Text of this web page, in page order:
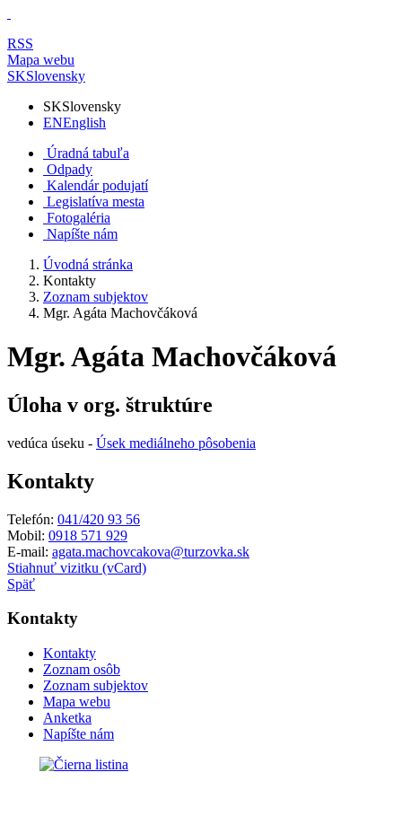
RSS
Mapa webu
SKSlovensky
SKSlovensky
ENEnglish
Úradná tabuľa
Odpady
Kalendár podujatí
Legislatíva mesta
Fotogaléria
Napíšte nám
Úvodná stránka
Kontakty
Zoznam subjektov
Mgr. Agáta Machovčáková
Mgr. Agáta Machovčáková
Úloha v org. štruktúre
vedúca úseku - Úsek mediálneho pôsobenia
Kontakty
Telefón: 041/420 93 56
Mobil: 0918 571 929
E-mail: agata.machovcakova@turzovka.sk
Stiahnuť vizitku (vCard)
Späť
Kontakty
Kontakty
Zoznam osôb
Zoznam subjektov
Mapa webu
Anketka
Napíšte nám